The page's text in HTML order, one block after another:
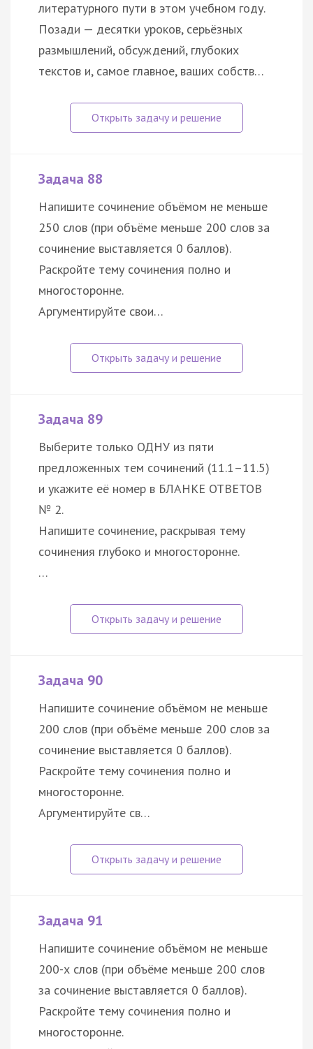
литературного пути в этом учебном году.
Позади — десятки уроков, серьёзных
размышлений, обсуждений, глубоких
текстов и, самое главное, ваших собств…
Задача 88
Напишите сочинение объёмом не меньше
250 слов (при объёме меньше 200 слов за
сочинение выставляется 0 баллов).
Раскройте тему сочинения полно и
многосторонне.
Аргументируйте свои…
Задача 89
Выберите только ОДНУ из пяти
предложенных тем сочинений (11.1–11.5)
и укажите её номер в БЛАНКЕ ОТВЕТОВ
№ 2.
Напишите сочинение, раскрывая тему
сочинения глубоко и многосторонне.
…
Задача 90
Напишите сочинение объёмом не меньше
200 слов (при объёме меньше 200 слов за
сочинение выставляется 0 баллов).
Раскройте тему сочинения полно и
многосторонне.
Аргументируйте св…
Задача 91
Напишите сочинение объёмом не меньше
200-х слов (при объёме меньше 200 слов
за сочинение выставляется 0 баллов).
Раскройте тему сочинения полно и
многосторонне.